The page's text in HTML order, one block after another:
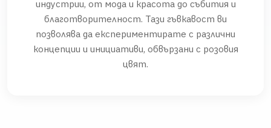
индустрии, от мода и красота до събития и
благотворителност. Тази гъвкавост ви
позволява да експериментирате с различни
концепции и инициативи, обвързани с розовия
цвят.